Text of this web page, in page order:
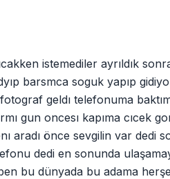
istemediler ayrıldık
barsmca soguk yapıp
geldı telefonuma
gun oncesı kapıma cıcek
aradı önce sevgilin var dedi
dedi en sonunda
ben bu dünyada bu adama